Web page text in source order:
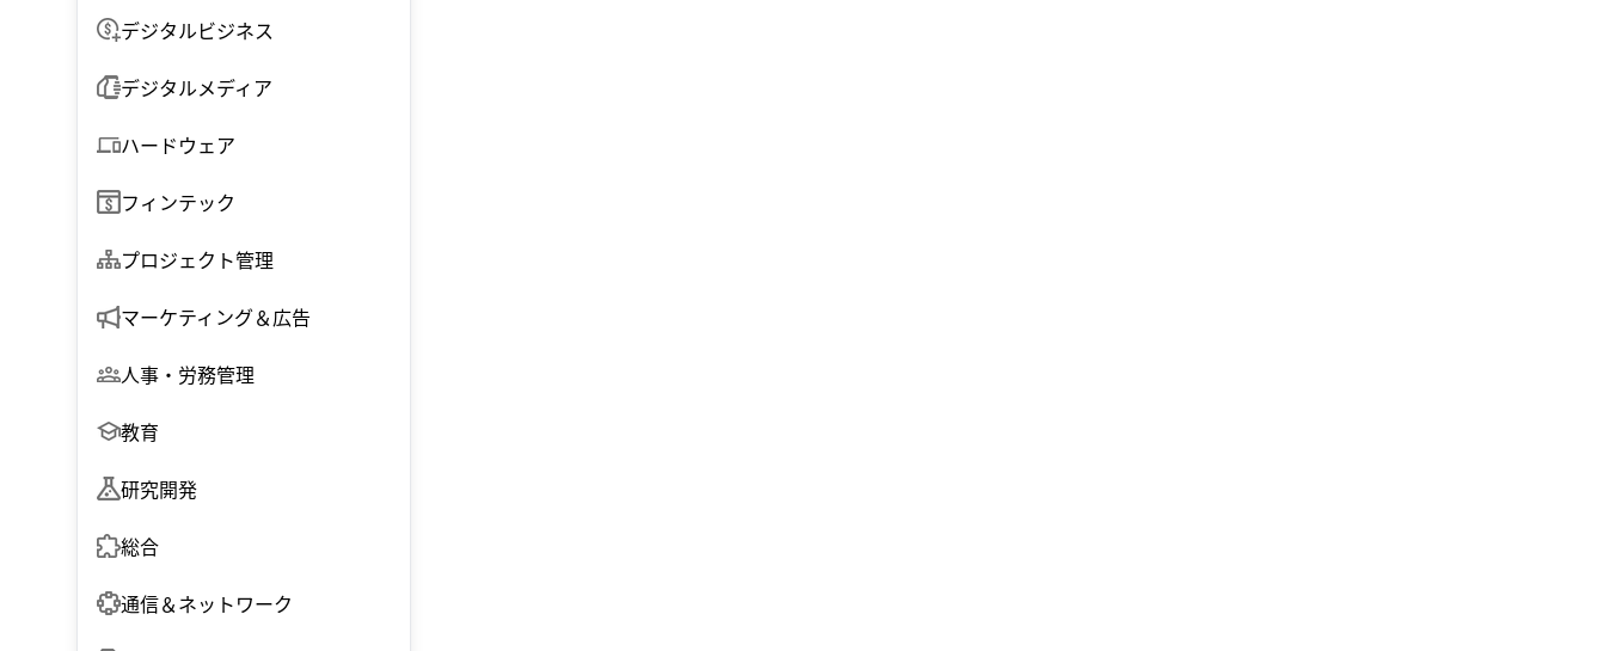
デジタルビジネス
デジタルメディア
ハードウェア
フィンテック
プロジェクト管理
マーケティング＆広告
人事・労務管理
教育
研究開発
総合
通信＆ネットワーク